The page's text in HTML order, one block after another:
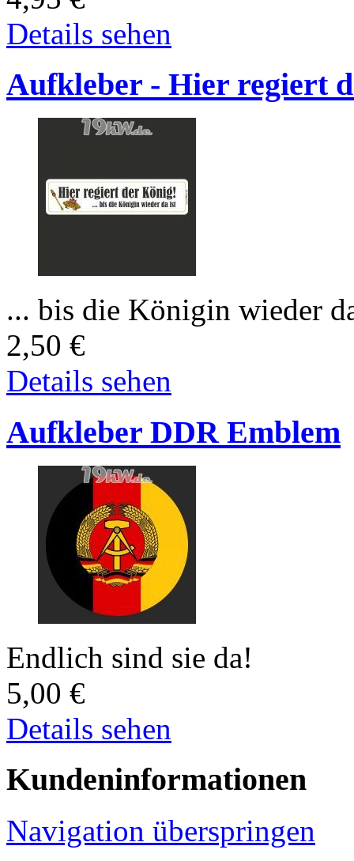
Details sehen
Aufkleber - Hier regiert
... bis die Königin wieder
2,50 €
Details sehen
Aufkleber DDR Emblem
Endlich sind sie da!
5,00 €
Details sehen
Kundeninformationen
Navigation überspringen